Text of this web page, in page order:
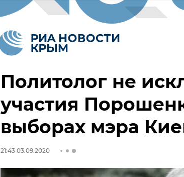
Политолог не
участия
выборах мэра
21:43 03.09.2020